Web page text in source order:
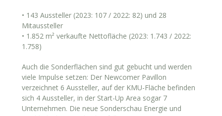
• 143 Aussteller (2023: 107 / 2022: 82) und 28
Mitaussteller
• 1.852 m² verkaufte Nettofläche (2023: 1.743 / 2022:
1.758)
Auch die Sonderflächen sind gut gebucht und werden
viele Impulse setzen: Der Newcomer Pavillon
verzeichnet 6 Aussteller, auf der KMU-Fläche befinden
sich 4 Aussteller, in der Start-Up Area sogar 7
Unternehmen. Die neue Sonderschau Energie und